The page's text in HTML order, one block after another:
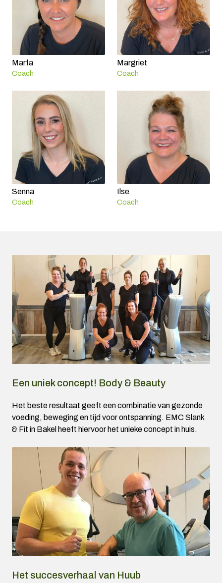
Marfa
Coach
Margriet
Coach
Senna
Coach
Ilse
Coach
Een uniek concept! Body & Beauty
Het beste resultaat geeft een combinatie van gezonde
voeding, beweging en tijd voor ontspanning. EMC Slank
& Fit in Bakel heeft hiervoor het unieke concept in huis.
Het succesverhaal van Huub